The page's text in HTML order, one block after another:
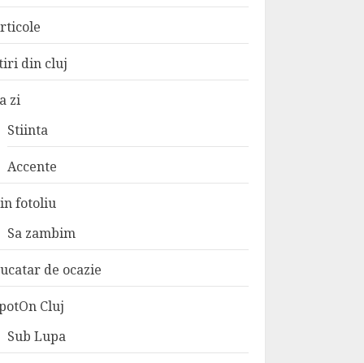
din cluj
zi
Stiinta
Accente
fotoliu
Sa zambim
de ocazie
Cluj
Sub Lupa